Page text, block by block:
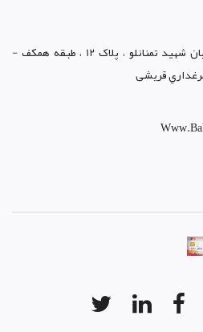
استان گلستان آق قلا ، خيابان شهيد تمنانلو ، پلاک 12 ، طبقه همکف -
قریشی